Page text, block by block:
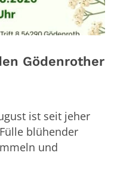
Gödenrother
ist seit jeher
blühender
und